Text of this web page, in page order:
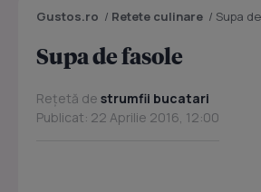
Gustos.ro / Retete culinare / Supa
Supa de fasole
Rețetă de strumfii bucatari
Publicat: 22 Aprilie 2016, 12:00